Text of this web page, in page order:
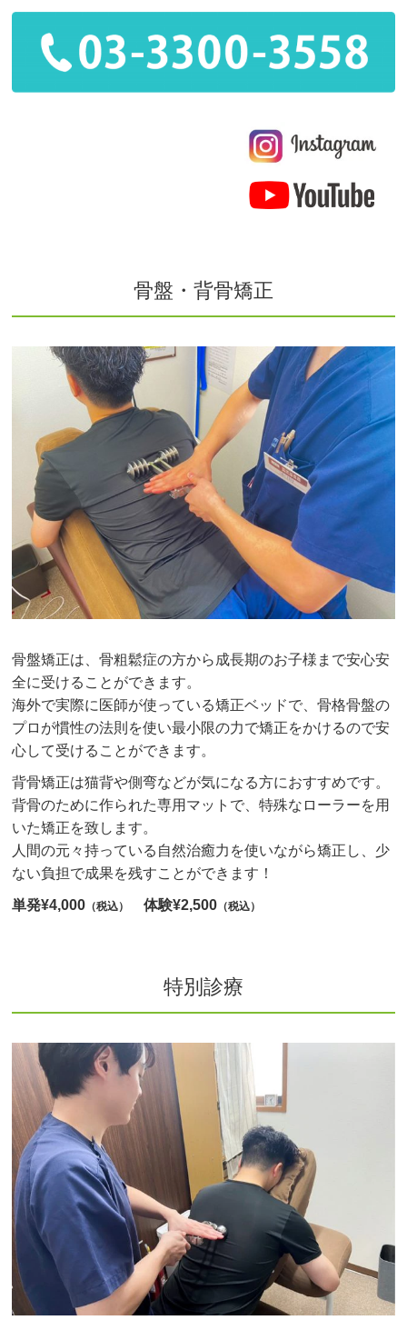
骨盤・背骨矯正
骨盤矯正は、骨粗鬆症の方から成長期のお子様まで安心安
全に受けることができます。
海外で実際に医師が使っている矯正ベッドで、骨格骨盤の
プロが慣性の法則を使い最小限の力で矯正をかけるので安
心して受けることができます。
背骨矯正は猫背や側弯などが気になる方におすすめです。
背骨のために作られた専用マットで、特殊なローラーを用
いた矯正を致します。
人間の元々持っている自然治癒力を使いながら矯正し、少
ない負担で成果を残すことができます！
単発¥4,000 （税込） 体験¥2,500 （税込）
特別診療